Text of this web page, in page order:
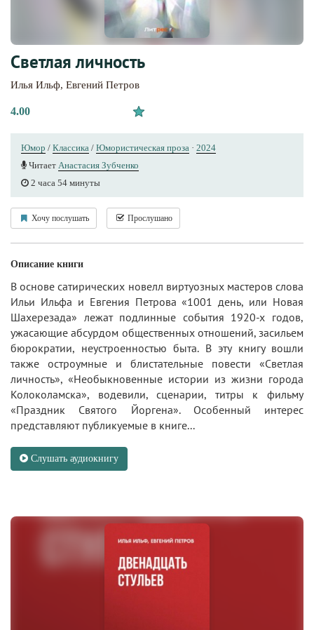
Светлая личность
Илья Ильф, Евгений Петров
4.00
Юмор / Классика / Юмористическая проза · 2024
Читает Анастасия Зубченко
2 часа 54 минуты
Хочу послушать Прослушано
Описание книги
В основе сатирических новелл виртуозных мастеров слова
Ильи Ильфа и Евгения Петрова «1001 день, или Новая
Шахерезада» лежат подлинные события 1920-х годов,
ужасающие абсурдом общественных отношений, засильем
бюрократии, неустроенностью быта. В эту книгу вошли
также остроумные и блистательные повести «Светлая
личность», «Необыкновенные истории из жизни города
Колоколамска», водевили, сценарии, титры к фильму
«Праздник Святого Йоргена». Особенный интерес
представляют публикуемые в книге...
Слушать аудиокнигу